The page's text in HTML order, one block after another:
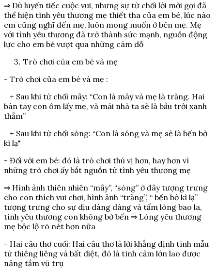
⇒ Dù luyến tiếc cuộc vui, nhưng sự từ chối lời mời gọi đã
thể hiện tình yêu thương mẹ thiết tha của em bé, lúc nào
em cũng nghĩ đến mẹ, luôn mong muốn ở bên mẹ. Mẹ
với tình yêu thương đã trở thành sức mạnh, nguồn động
lực cho em bé vượt qua những cám dỗ
Trò chơi của em bé và mẹ
- Trò chơi của em bé và mẹ :
+ Sau khi từ chối mây: “Con là mây và mẹ là trăng. Hai
bàn tay con ôm lấy mẹ, và mái nhà ta sẽ là bầu trời xanh
thẳm”
+ Sau khi từ chối sóng: “Con là sóng và mẹ sẽ là bến bờ
kì lạ"
- Đối với em bé: đó là trò chơi thú vị hơn, hay hơn vì
những trò chơi ấy bắt nguồn từ tình yêu thương mẹ
⇒ Hình ảnh thiên nhiên “mây”, “sóng” ở đây tượng trưng
cho con thích vui chơi, hình ảnh “trăng”, “ bến bờ kì lạ”
tượng trưng cho sự dịu dàng dàng và tấm lòng bao la,
tình yêu thương con không bờ bến ⇒ Lòng yêu thương
mẹ bộc lộ rõ nét hơn nữa
- Hai câu thơ cuối: Hai câu thơ là lời khẳng định tình mẫu
tử thiêng liêng và bất diệt, đó là tình cảm lớn lao được
nâng tầm vũ trụ